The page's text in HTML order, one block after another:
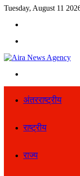
Tuesday, August 11
अंतरराष्ट्रीय
राष्ट्रीय
राज्य